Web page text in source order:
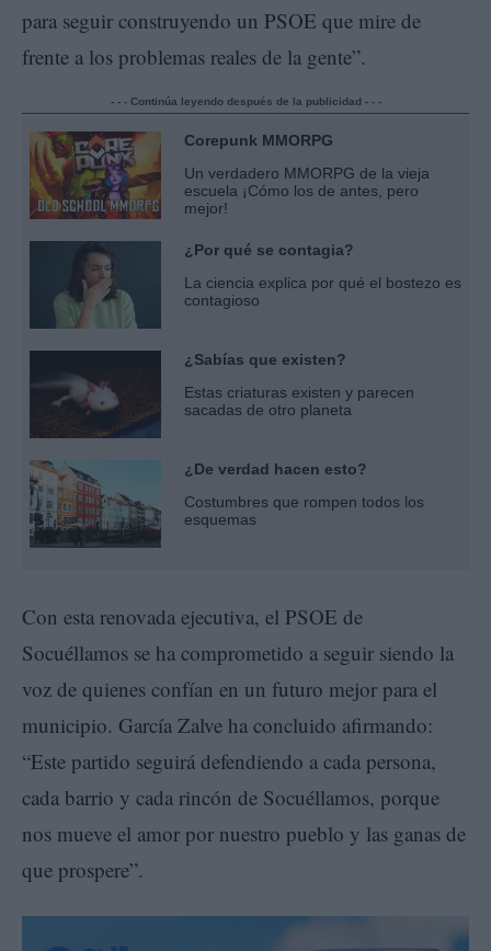
para seguir construyendo un PSOE que mire de
frente a los problemas reales de la gente”.
- - - Continúa leyendo después de la publicidad - - -
Corepunk MMORPG
Un verdadero MMORPG de la vieja
escuela ¡Cómo los de antes, pero
mejor!
¿Por qué se contagia?
La ciencia explica por qué el bostezo es
contagioso
¿Sabías que existen?
Estas criaturas existen y parecen
sacadas de otro planeta
¿De verdad hacen esto?
Costumbres que rompen todos los
esquemas
Con esta renovada ejecutiva, el PSOE de
Socuéllamos se ha comprometido a seguir siendo la
voz de quienes confían en un futuro mejor para el
municipio. García Zalve ha concluido afirmando:
“Este partido seguirá defendiendo a cada persona,
cada barrio y cada rincón de Socuéllamos, porque
nos mueve el amor por nuestro pueblo y las ganas de
que prospere”.